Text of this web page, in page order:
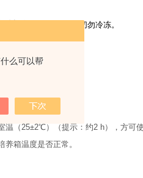
么可以帮
剂盒
，切勿冷冻。
（25±2℃）（提示：约2 h），方可使
箱温度是否正常。